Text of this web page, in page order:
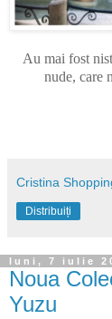
Au mai fost
nude, care
Cristina
Distribuiți
luni, 7 iulie
Noua
Yuzu